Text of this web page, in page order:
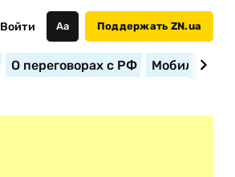
Войти Аа Поддержать ZN.ua
О переговорах с РФ